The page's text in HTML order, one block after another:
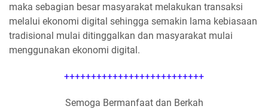
maka sebagian besar masyarakat melakukan transaksi
melalui ekonomi digital sehingga semakin lama kebiasaan
tradisional mulai ditinggalkan dan masyarakat mulai
menggunakan ekonomi digital.
++++++++++++++++++++++++++
Semoga Bermanfaat dan Berkah